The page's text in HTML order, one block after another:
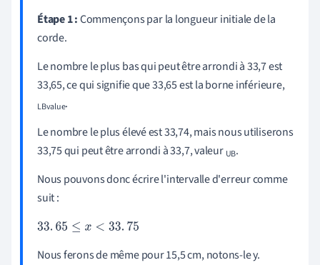
Étape 1 :Commençons par la longueur initiale de la
corde.
Le nombre le plus bas qui peut être arrondi à 33,7 est
33,65, ce qui signifie que 33,65 est la borne inférieure,
LBvalue.
Le nombre le plus élevé est 33,74, mais nous utiliserons
33,75 qui peut être arrondi à 33,7, valeur UB.
Nous pouvons donc écrire l'intervalle d'erreur comme
suit :
33.65≤ x<33. 75
Nous ferons de même pour 15,5 cm, notons-le y.